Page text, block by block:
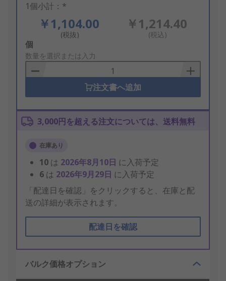
1個小計：*
￥1,104.00
(税抜)
￥1,214.40
(税込)
Add
to
Basket
個
数量を選択または入力
注文書へ追加
3,000円を超える注文については、送料無料
在庫あり
10 は 2026年8月10日 に入荷予定
6 は 2026年9月29日 に入荷予定
「配達日を確認」をクリックすると、在庫と配
送の詳細が表示されます。
配達日を確認
バルク価格オプション